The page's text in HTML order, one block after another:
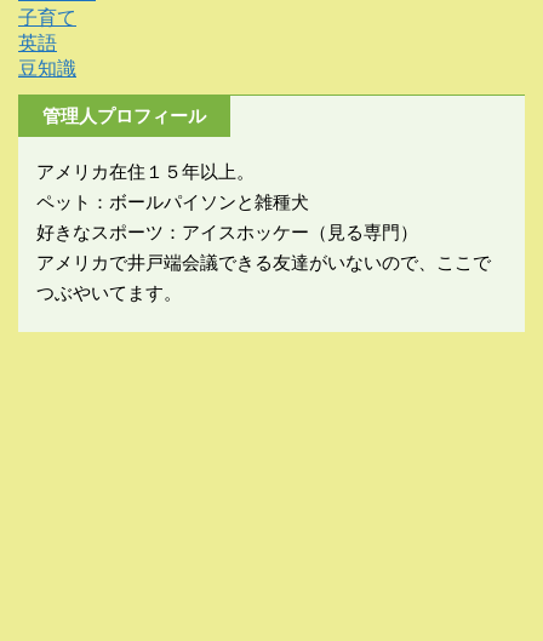
子育て
英語
豆知識
管理人プロフィール
アメリカ在住１５年以上。
ペット：ボールパイソンと雑種犬
好きなスポーツ：アイスホッケー（見る専門）
アメリカで井戸端会議できる友達がいないので、ここで
つぶやいてます。